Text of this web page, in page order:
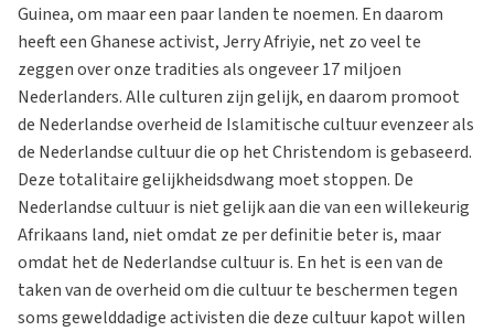
Guinea, om maar een paar landen te noemen. En daarom
heeft een Ghanese activist, Jerry Afriyie, net zo veel te
zeggen over onze tradities als ongeveer 17 miljoen
Nederlanders. Alle culturen zijn gelijk, en daarom promoot
de Nederlandse overheid de Islamitische cultuur evenzeer als
de Nederlandse cultuur die op het Christendom is gebaseerd.
Deze totalitaire gelijkheidsdwang moet stoppen. De
Nederlandse cultuur is niet gelijk aan die van een willekeurig
Afrikaans land, niet omdat ze per definitie beter is, maar
omdat het de Nederlandse cultuur is. En het is een van de
taken van de overheid om die cultuur te beschermen tegen
soms gewelddadige activisten die deze cultuur kapot willen